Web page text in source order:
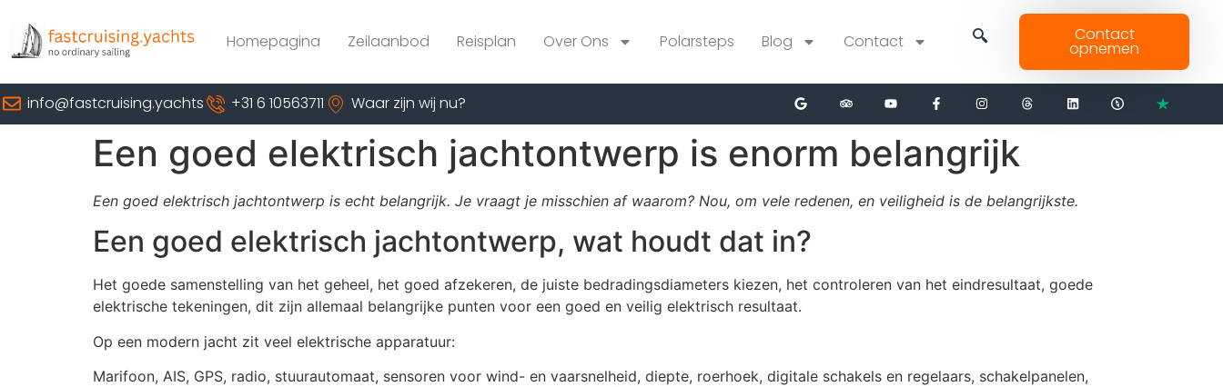
Homepagina Zeilaanbod Reisplan Over Ons Polarsteps Blog Contact Contact
opnemen
info@fastcruising.yachts +31 6 10563711 Waar zijn wij nu?
Een goed elektrisch jachtontwerp is enorm belangrijk
Een goed elektrisch jachtontwerp is echt belangrijk. Je vraagt ​​je misschien af ​​waarom? Nou, om vele redenen, en veiligheid is de belangrijkste.
Een goed elektrisch jachtontwerp, wat houdt dat in?
Het goede samenstelling van het geheel, het goed afzekeren, de juiste bedradingsdiameters kiezen, het controleren van het eindresultaat, goede
elektrische tekeningen, dit zijn allemaal belangrijke punten voor een goed en veilig elektrisch resultaat.
Op een modern jacht zit veel elektrische apparatuur:
Marifoon, AIS, GPS, radio, stuurautomaat, sensoren voor wind- en vaarsnelheid, diepte, roerhoek, digitale schakels en regelaars, schakelpanelen,